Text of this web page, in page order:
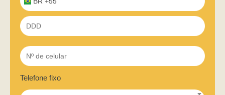
Telefone fixo